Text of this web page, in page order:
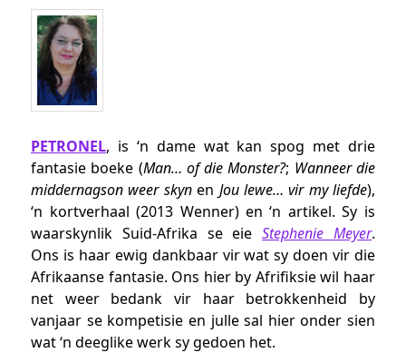
PETRONEL, is ‘n dame wat kan spog met drie
fantasie boeke (Man… of die Monster?; Wanneer die
middernagson weer skynen Jou lewe… vir my liefde),
‘n kortverhaal (2013 Wenner) en ‘n artikel. Sy is
waarskynlik Suid-Afrika se eieStephenie Meyer.
Ons is haar ewig dankbaar vir wat sy doen vir die
Afrikaanse fantasie. Ons hier by Afrifiksie wil haar
net weer bedank vir haar betrokkenheid by
vanjaar se kompetisie en julle sal hier onder sien
wat ‘n deeglike werk sy gedoen het.